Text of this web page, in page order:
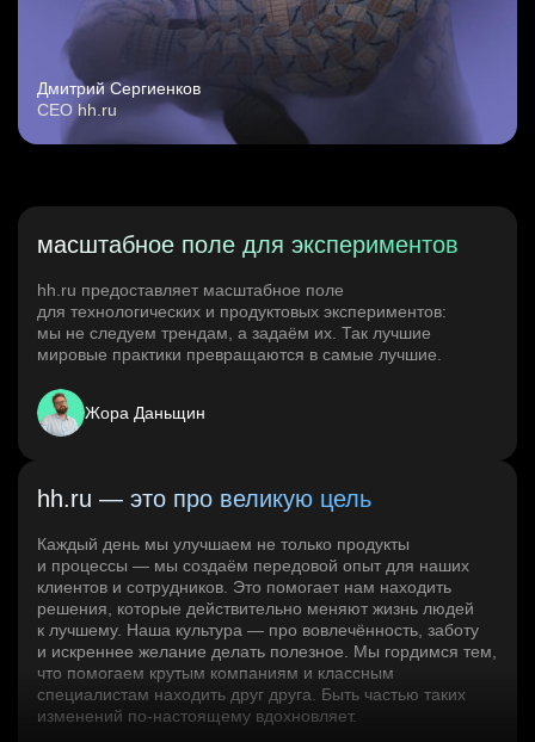
Дмитрий Сергиенков
CEO hh.ru
масштабное поле для экспериментов
hh.ru предоставляет масштабное поле
для технологических и продуктовых экспериментов:
мы не следуем трендам, а задаём их. Так лучшие
мировые практики превращаются в самые лучшие.
Жора Даньщин
hh.ru — это про великую цель
Каждый день мы улучшаем не только продукты
и процессы — мы создаём передовой опыт для наших
клиентов и сотрудников. Это помогает нам находить
решения, которые действительно меняют жизнь людей
к лучшему. Наша культура — про вовлечённость, заботу
и искреннее желание делать полезное. Мы гордимся тем,
что помогаем крутым компаниям и классным
специалистам находить друг друга. Быть частью таких
изменений по‑настоящему вдохновляет.